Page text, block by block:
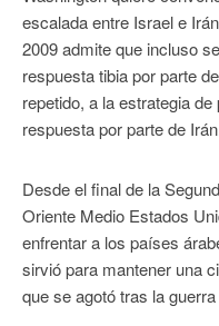
escalada entre Israel e
2009 admite que incluso
respuesta tibia por parte
repetido, a la estrategia
respuesta por parte de
Desde el final de la
Oriente Medio Estados
enfrentar a los países
sirvió para mantener una
que se agotó tras la